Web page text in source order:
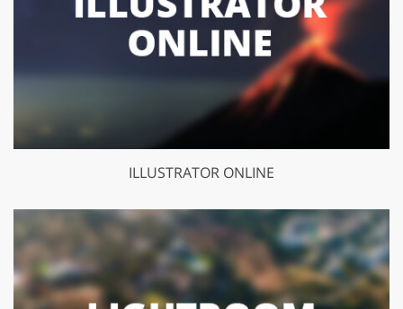
ILLUSTRATOR ONLINE